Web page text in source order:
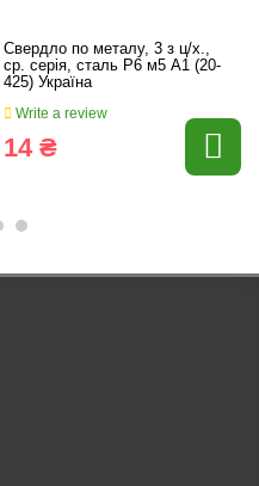
Свердло по металу, 3 з ц/х.,
ср. серія, сталь Р6 м5 А1 (20-
425) Україна
Write a review
14 ₴